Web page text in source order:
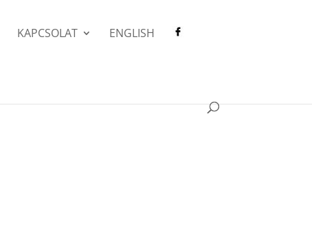
KAPCSOLAT ENGLISH